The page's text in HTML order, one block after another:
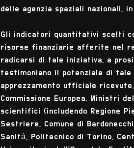
delle agenzia spaziali nazionali,
Gli indicatori quantitativi scelti
risorse finanziarie afferite nel
radicarsi di tale iniziativa, a
testimoniano il potenziale di
apprezzamento ufficiale
Commissione Europea, Ministri
scientifici (includendo Regione
Sestriere, Comune di
Sanità, Politecnico di Torino,